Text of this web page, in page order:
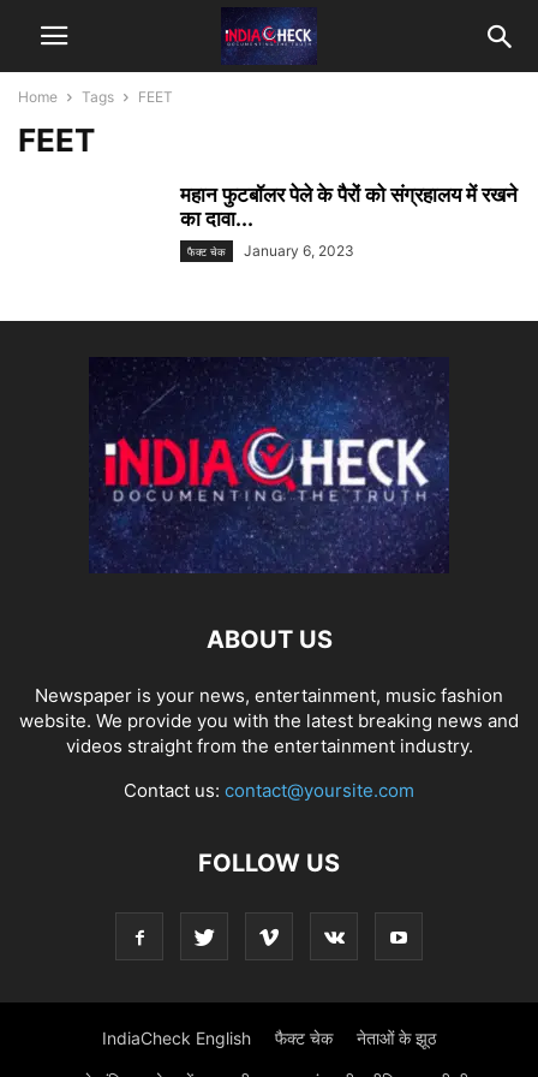
Home Tags FEET
FEET
महान फुटबॉलर पेले के पैरों को संग्रहालय में रखने
का दावा...
फैक्ट चेक January 6, 2023
ABOUT US
Newspaper is your news, entertainment, music fashion
website. We provide you with the latest breaking news and
videos straight from the entertainment industry.
Contact us: contact@yoursite.com
FOLLOW US
IndiaCheck English फैक्ट चेक नेताओं के झूठ